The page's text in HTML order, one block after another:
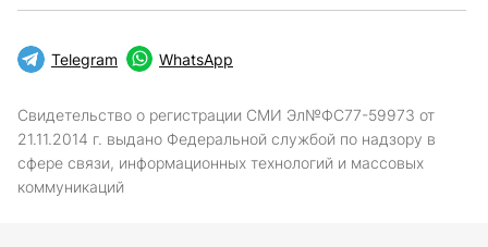
Telegram WhatsApp
Свидетельство о регистрации СМИ Эл№ФС77-59973 от
21.11.2014 г. выдано Федеральной службой по надзору в
сфере связи, информационных технологий и массовых
коммуникаций